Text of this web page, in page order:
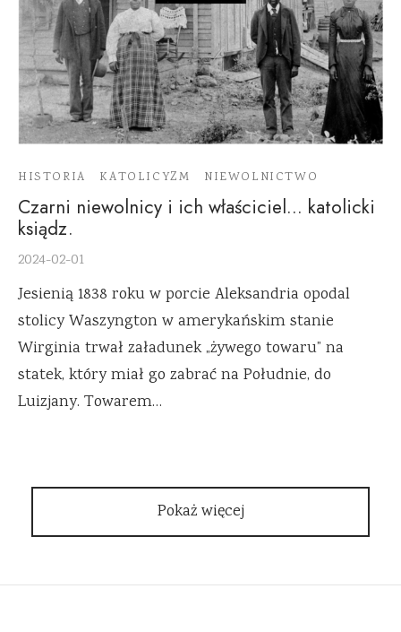
HISTORIA KATOLICYZM NIEWOLNICTWO
Czarni niewolnicy i ich właściciel… katolicki
ksiądz.
2024-02-01
Jesienią 1838 roku w porcie Aleksandria opodal
stolicy Waszyngton w amerykańskim stanie
Wirginia trwał załadunek „żywego towaru” na
statek, który miał go zabrać na Południe, do
Luizjany. Towarem…
Pokaż więcej